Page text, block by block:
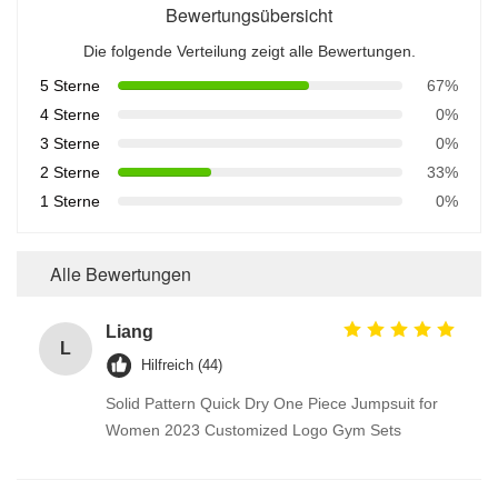
Bewertungsübersicht
Die folgende Verteilung zeigt alle Bewertungen.
5 Sterne
67%
4 Sterne
0%
3 Sterne
0%
2 Sterne
33%
1 Sterne
0%
Alle Bewertungen
L
Liang
Hilfreich (44)
Solid Pattern Quick Dry One Piece Jumpsuit for
Women 2023 Customized Logo Gym Sets